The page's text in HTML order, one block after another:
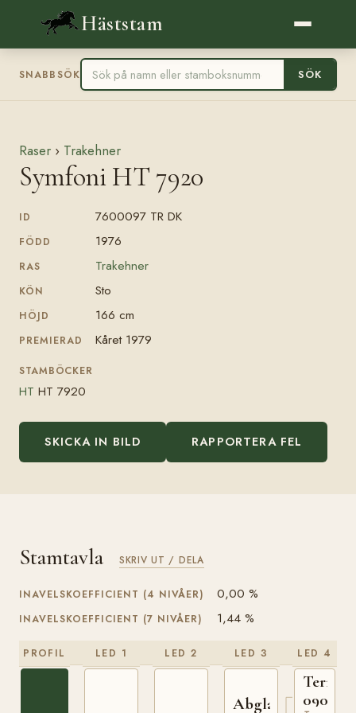
Häststam
SNABBSÖK SÖK
Raser › Trakehner
Symfoni HT 7920
ID 7600097 TR DK
FÖDD 1976
RAS Trakehner
KÖN Sto
HÖJD 166 cm
PREMIERAD Kåret 1979
STAMBÖCKER
HT HT 7920
SKICKA IN BILD RAPPORTERA FEL
Stamtavla SKRIV UT / DELA
INAVELSKOEFFICIENT (4 NIVÅER) 0,00 %
INAVELSKOEFFICIENT (7 NIVÅER) 1,44 %
PROFIL LED 1 LED 2 LED 3
Abglanz
LED 4
Termit